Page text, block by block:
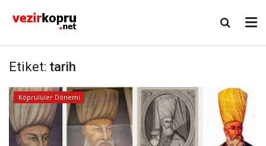
Etiket: tarih
Köprülüler Dönemi